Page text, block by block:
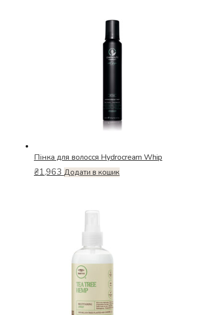
Пінка для волосся Hydrocream Whip
₴1,963 Додати в кошик